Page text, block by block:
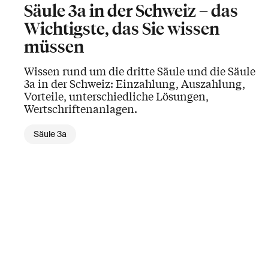
Säule 3a in der Schweiz – das
Wichtigste, das Sie wissen
müssen
Wissen rund um die dritte Säule und die Säule
3a in der Schweiz: Einzahlung, Auszahlung,
Vorteile, unterschiedliche Lösungen,
Wertschriftenanlagen.
Säule 3a